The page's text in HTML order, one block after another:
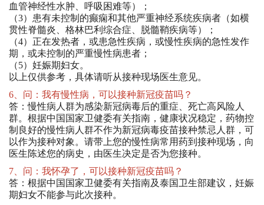
血管神经性水肿、呼吸困难等）；
（3）患有未控制的癫痫和其他严重神经系统疾病者（如横
贯性脊髓炎、格林巴利综合症、脱髓鞘疾病等）；
（4）正在发热者，或患急性疾病，或慢性疾病的急性发作
期，或未控制的严重慢性病患者；
（5）妊娠期妇女。
以上仅供参考，具体请听从接种现场医生意见。
6、问：我有慢性病，可以接种新冠疫苗吗？
答：慢性病人群为感染新冠病毒后的重症、死亡高风险人
群。根据中国国家卫健委有关指南，健康状况稳定，药物控
制良好的慢性病人群不作为新冠病毒疫苗接种禁忌人群，可
以作为接种对象。请带上您的慢性病常用药到接种现场，向
医生陈述您的病史，由医生决定是否为您接种。
7、问：我怀孕了，可以接种新冠疫苗吗？
答：根据中国国家卫健委有关指南及泰国卫生部建议，妊娠
期妇女不能参与此次接种。